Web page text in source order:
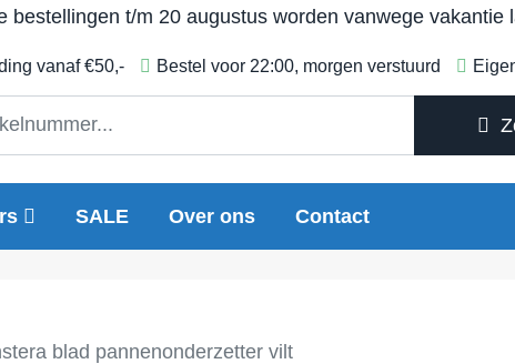
bestellingen t/m 20 augustus worden vanwege vakantie
vanaf €50,- Bestel voor 22:00, morgen verstuurd
SALE Over ons Contact
blad pannenonderzetter vilt